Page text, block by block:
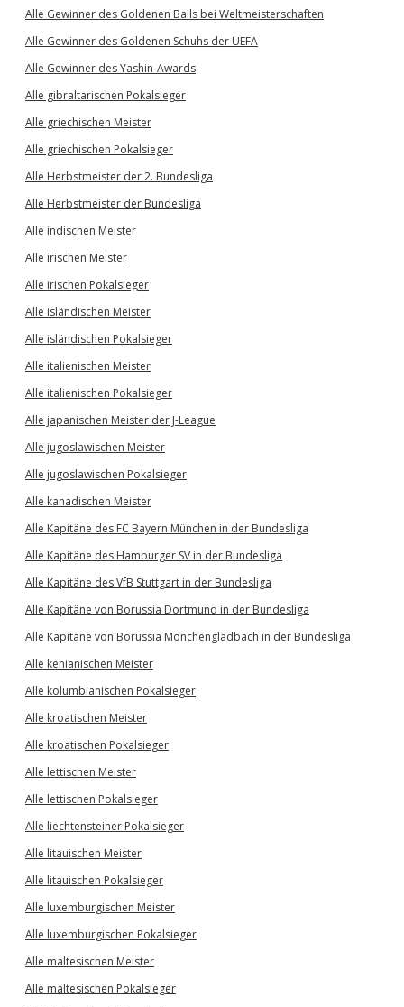
Alle Gewinner des Goldenen Balls bei Weltmeisterschaften
Alle Gewinner des Goldenen Schuhs der UEFA
Alle Gewinner des Yashin-Awards
Alle gibraltarischen Pokalsieger
Alle griechischen Meister
Alle griechischen Pokalsieger
Alle Herbstmeister der 2. Bundesliga
Alle Herbstmeister der Bundesliga
Alle indischen Meister
Alle irischen Meister
Alle irischen Pokalsieger
Alle isländischen Meister
Alle isländischen Pokalsieger
Alle italienischen Meister
Alle italienischen Pokalsieger
Alle japanischen Meister der J-League
Alle jugoslawischen Meister
Alle jugoslawischen Pokalsieger
Alle kanadischen Meister
Alle Kapitäne des FC Bayern München in der Bundesliga
Alle Kapitäne des Hamburger SV in der Bundesliga
Alle Kapitäne des VfB Stuttgart in der Bundesliga
Alle Kapitäne von Borussia Dortmund in der Bundesliga
Alle Kapitäne von Borussia Mönchengladbach in der Bundesliga
Alle kenianischen Meister
Alle kolumbianischen Pokalsieger
Alle kroatischen Meister
Alle kroatischen Pokalsieger
Alle lettischen Meister
Alle lettischen Pokalsieger
Alle liechtensteiner Pokalsieger
Alle litauischen Meister
Alle litauischen Pokalsieger
Alle luxemburgischen Meister
Alle luxemburgischen Pokalsieger
Alle maltesischen Meister
Alle maltesischen Pokalsieger